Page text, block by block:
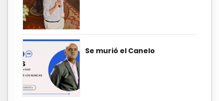
Se murió el Canelo